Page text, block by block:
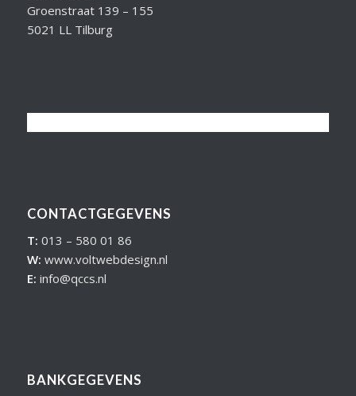
Groenstraat 139 – 155
5021 LL Tilburg
CONTACTGEGEVENS
T: 013 – 580 01 86
W: www.voltwebdesign.nl
E: info@qccs.nl
BANKGEGEVENS